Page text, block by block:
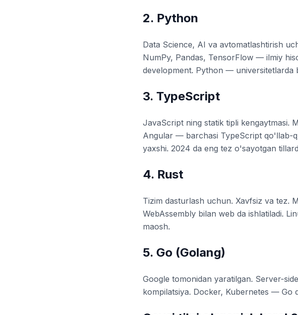
2. Python
Data Science, AI va avtomatlashtirish
NumPy, Pandas, TensorFlow — ilmiy
development. Python — universitetlarda
3. TypeScript
JavaScript ning statik tipli kengaytmasi.
Angular — barchasi TypeScript qo'llab-
yaxshi. 2024 da eng tez o'sayotgan
4. Rust
Tizim dasturlash uchun. Xavfsiz va tez.
WebAssembly bilan web da ishlatiladi.
maosh.
5. Go (Golang)
Google tomonidan yaratilgan. Server-
kompilatsiya. Docker, Kubernetes — Go